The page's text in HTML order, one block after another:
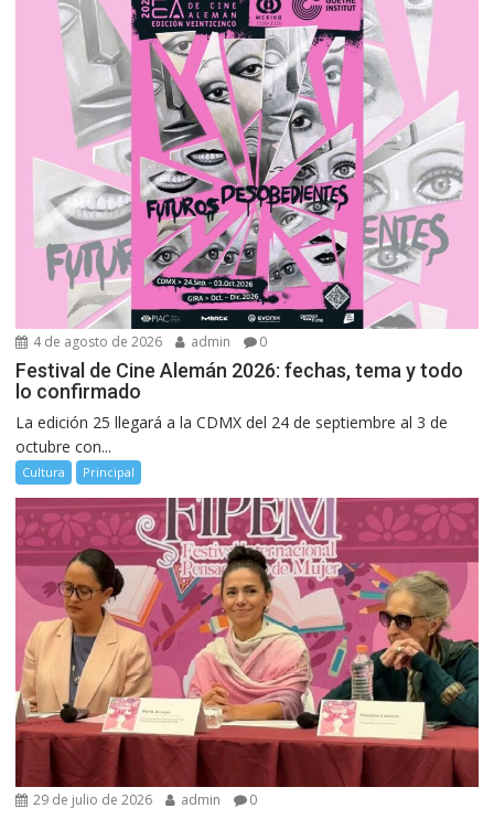
4 de agosto de 2026 admin 0
Festival de Cine Alemán 2026: fechas, tema y todo
lo confirmado
La edición 25 llegará a la CDMX del 24 de septiembre al 3 de
octubre con...
Cultura Principal
29 de julio de 2026 admin 0